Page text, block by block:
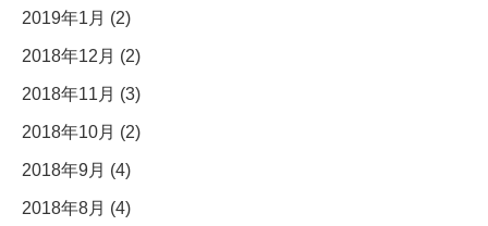
2019年1月 (2)
2018年12月 (2)
2018年11月 (3)
2018年10月 (2)
2018年9月 (4)
2018年8月 (4)